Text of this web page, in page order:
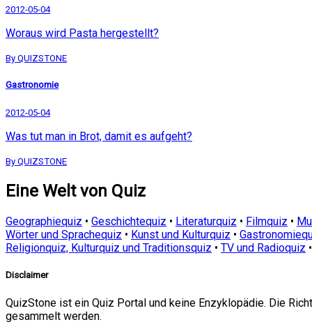
2012-05-04
Woraus wird Pasta hergestellt?
By QUIZSTONE
Gastronomie
2012-05-04
Was tut man in Brot, damit es aufgeht?
By QUIZSTONE
Eine Welt von Quiz
Geographiequiz • Geschichtequiz • Literaturquiz • Filmquiz •
Wörter und Sprachequiz • Kunst und Kulturquiz •
Religionquiz, Kulturquiz und Traditionsquiz • TV und Radioquiz •
Disclaimer
QuizStone ist ein Quiz Portal und keine Enzyklopädie. Die
gesammelt werden.